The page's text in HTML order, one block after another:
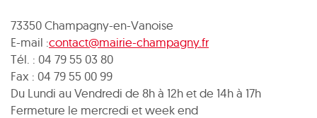
73350 Champagny-en-Vanoise
E-mail :contact@mairie-champagny.fr
Tél. : 04 79 55 03 80
Fax : 04 79 55 00 99
Du Lundi au Vendredi de 8h à 12h et de 14h à 17h
Fermeture le mercredi et week end